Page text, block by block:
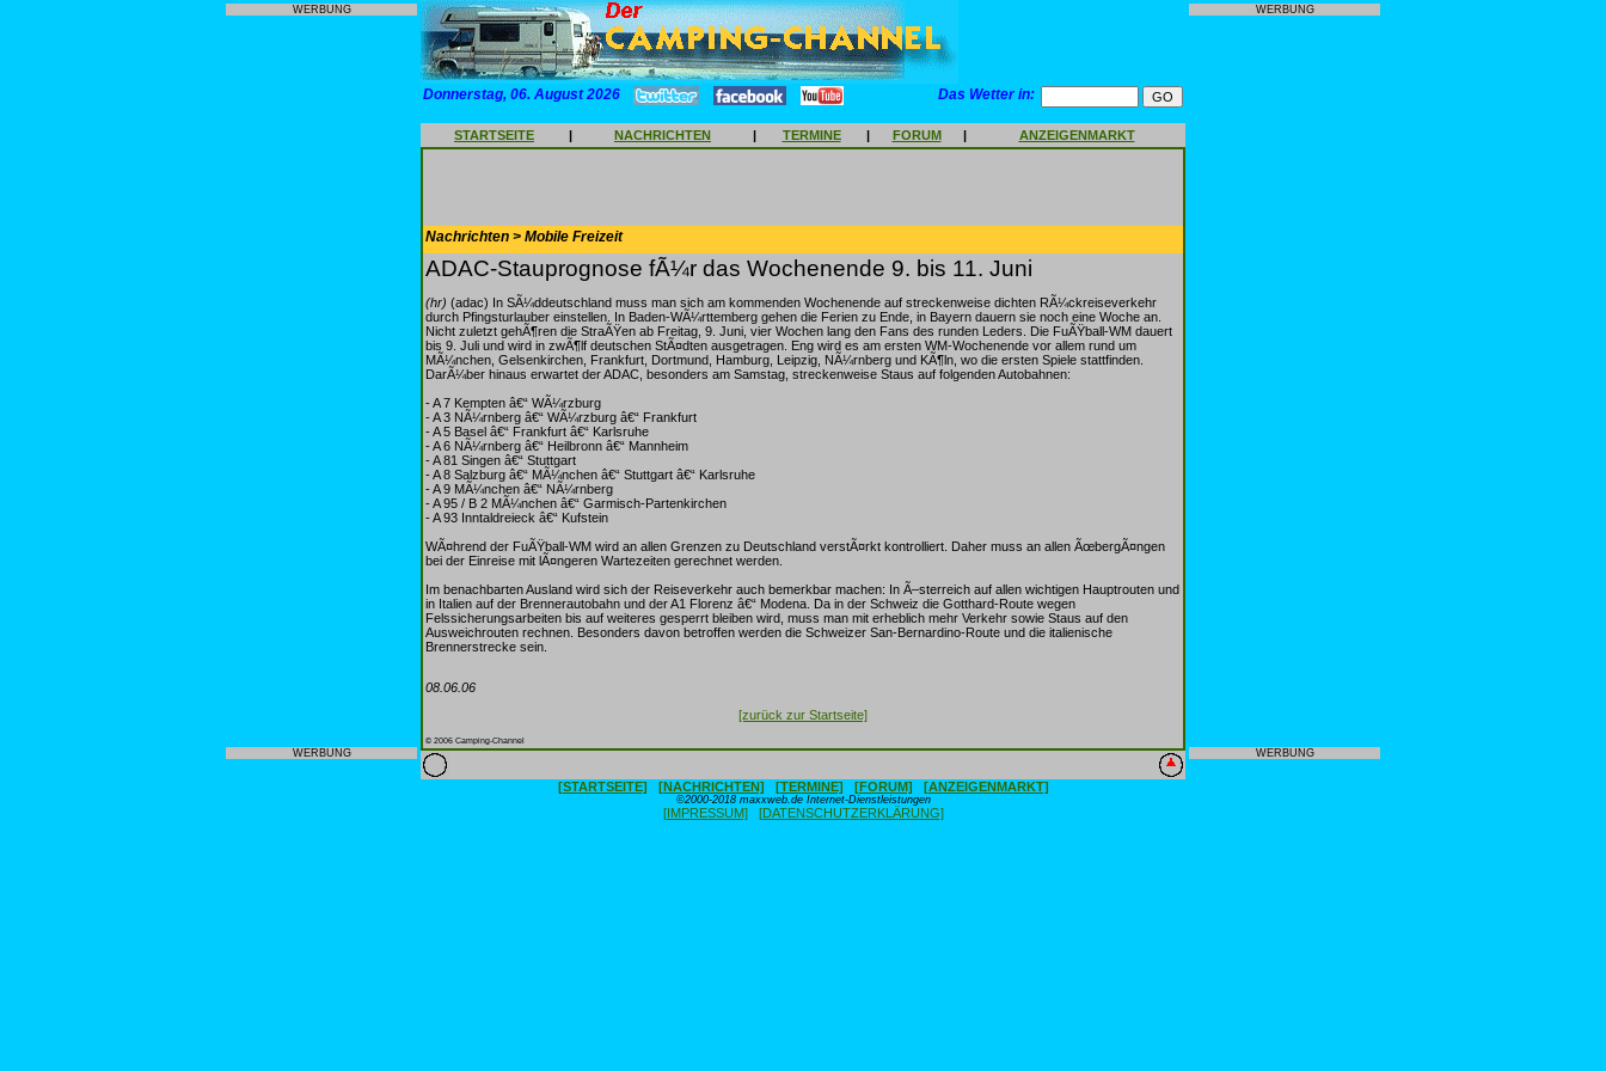
WERBUNG
WERBUNG
Donnerstag, 06. August 2026 Das Wetter in:
STARTSEITE | NACHRICHTEN | TERMINE | FORUM | ANZEIGENMARKT
Nachrichten > Mobile Freizeit
ADAC-Stauprognose fÃ¼r das Wochenende 9. bis 11. Juni
(hr) (adac) In SÃ¼ddeutschland muss man sich am kommenden Wochenende auf streckenweise dichten RÃ¼ckreiseverkehr
durch Pfingsturlauber einstellen. In Baden-WÃ¼rttemberg gehen die Ferien zu Ende, in Bayern dauern sie noch eine Woche an.
Nicht zuletzt gehÃ¶ren die StraÃŸen ab Freitag, 9. Juni, vier Wochen lang den Fans des runden Leders. Die FuÃŸball-WM dauert
bis 9. Juli und wird in zwÃ¶lf deutschen StÃ¤dten ausgetragen. Eng wird es am ersten WM-Wochenende vor allem rund um
MÃ¼nchen, Gelsenkirchen, Frankfurt, Dortmund, Hamburg, Leipzig, NÃ¼rnberg und KÃ¶ln, wo die ersten Spiele stattfinden.
DarÃ¼ber hinaus erwartet der ADAC, besonders am Samstag, streckenweise Staus auf folgenden Autobahnen:
- A 7 Kempten â€“ WÃ¼rzburg
- A 3 NÃ¼rnberg â€“ WÃ¼rzburg â€“ Frankfurt
- A 5 Basel â€“ Frankfurt â€“ Karlsruhe
- A 6 NÃ¼rnberg â€“ Heilbronn â€“ Mannheim
- A 81 Singen â€“ Stuttgart
- A 8 Salzburg â€“ MÃ¼nchen â€“ Stuttgart â€“ Karlsruhe
- A 9 MÃ¼nchen â€“ NÃ¼rnberg
- A 95 / B 2 MÃ¼nchen â€“ Garmisch-Partenkirchen
- A 93 Inntaldreieck â€“ Kufstein
WÃ¤hrend der FuÃŸball-WM wird an allen Grenzen zu Deutschland verstÃ¤rkt kontrolliert. Daher muss an allen ÃœbergÃ¤ngen
bei der Einreise mit lÃ¤ngeren Wartezeiten gerechnet werden.
Im benachbarten Ausland wird sich der Reiseverkehr auch bemerkbar machen: In Ã–sterreich auf allen wichtigen Hauptrouten und
in Italien auf der Brennerautobahn und der A1 Florenz â€“ Modena. Da in der Schweiz die Gotthard-Route wegen
Felssicherungsarbeiten bis auf weiteres gesperrt bleiben wird, muss man mit erheblich mehr Verkehr sowie Staus auf den
Ausweichrouten rechnen. Besonders davon betroffen werden die Schweizer San-Bernardino-Route und die italienische
Brennerstrecke sein.
08.06.06
[zurück zur Startseite]
© 2006 Camping-Channel
[STARTSEITE] [NACHRICHTEN] [TERMINE] [FORUM] [ANZEIGENMARKT]
©2000-2018 maxxweb.de Internet-Dienstleistungen
[IMPRESSUM] [DATENSCHUTZERKLÄRUNG]
WERBUNG
WERBUNG